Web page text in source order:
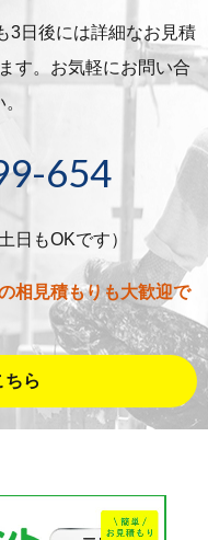
3日後には詳細なお見積
す。お気軽にお問い合
654
日もOKです）
相見積もりも大歓迎で
ちら